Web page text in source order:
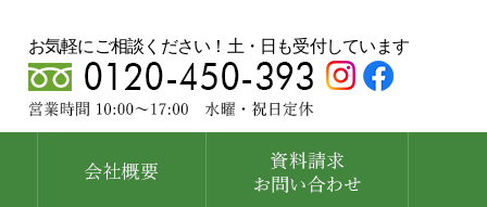
お気軽にご相談ください！土・日も受付しています